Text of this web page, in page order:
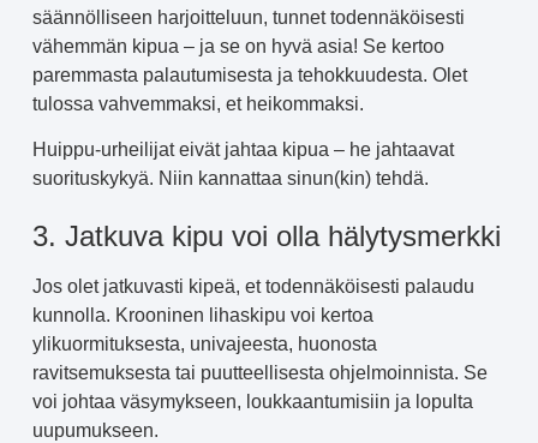
säännölliseen harjoitteluun, tunnet todennäköisesti
vähemmän kipua – ja se on hyvä asia! Se kertoo
paremmasta palautumisesta ja tehokkuudesta. Olet
tulossa vahvemmaksi, et heikommaksi.
Huippu-urheilijat eivät jahtaa kipua – he jahtaavat
suorituskykyä. Niin kannattaa sinun(kin) tehdä.
3. Jatkuva kipu voi olla hälytysmerkki
Jos olet jatkuvasti kipeä, et todennäköisesti palaudu
kunnolla. Krooninen lihaskipu voi kertoa
ylikuormituksesta, univajeesta, huonosta
ravitsemuksesta tai puutteellisesta ohjelmoinnista. Se
voi johtaa väsymykseen, loukkaantumisiin ja lopulta
uupumukseen.